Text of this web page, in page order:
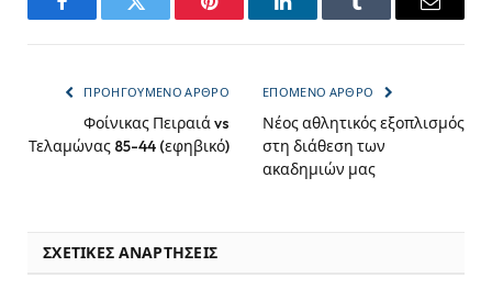
FacebookTwitter Pinterest LinkedInTumblr Email
ΠΡΟΗΓΟΎΜΕΝΟ ΆΡΘΡΟ
Φοίνικας Πειραιά vs
Τελαμώνας 85-44 (εφηβικό)
ΕΠΌΜΕΝΟ ΆΡΘΡΟ
Νέος αθλητικός εξοπλισμός
στη διάθεση των
ακαδημιών μας
ΣΧΕΤΙΚΈΣ ΑΝΑΡΤΉΣΕΙΣ